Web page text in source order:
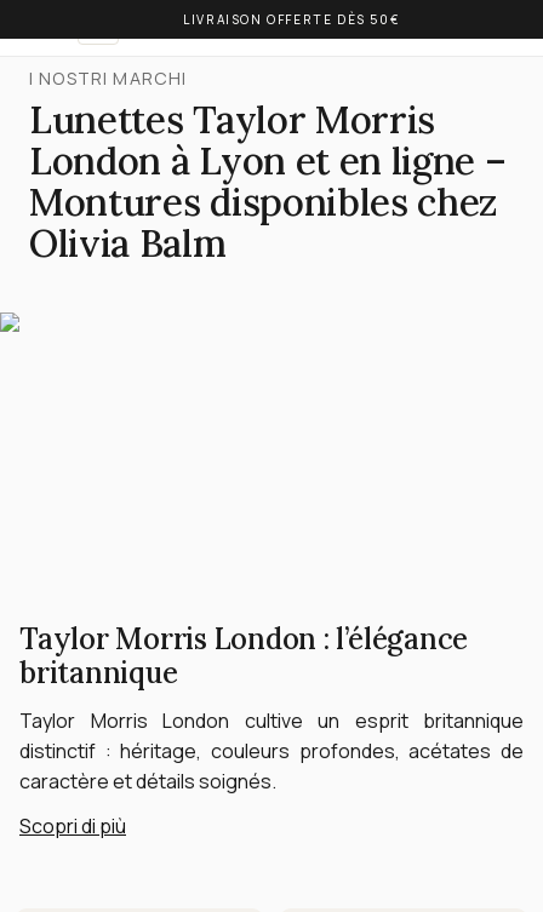
LIVRAISON OFFERTE DÈS 50€
OLIVIA BALM
I NOSTRI MARCHI
Lunettes Taylor Morris
London à Lyon et en ligne –
Montures disponibles chez
Olivia Balm
Taylor Morris London : l’élégance
britannique
Taylor Morris London cultive un esprit britannique
distinctif : héritage, couleurs profondes, acétates de
caractère et détails soignés.
Scopri di più